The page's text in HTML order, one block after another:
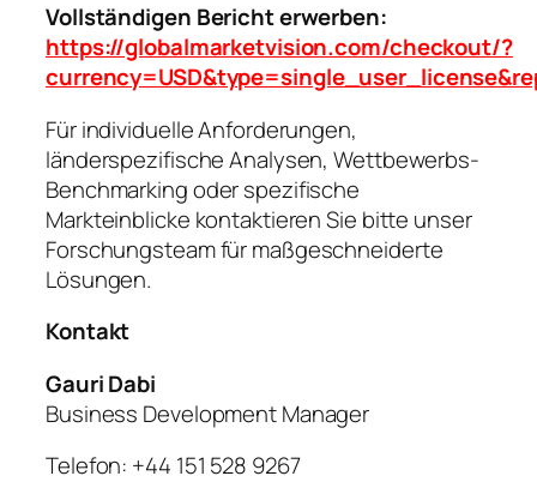
Vollständigen Bericht erwerben:
https://globalmarketvision.com/checkout/?
Für individuelle Anforderungen,
länderspezifische Analysen, Wettbewerbs-
Benchmarking oder spezifische
Markteinblicke kontaktieren Sie bitte unser
Forschungsteam für maßgeschneiderte
Lösungen.
Kontakt
Gauri Dabi
Business Development Manager
Telefon: +44 151 528 9267